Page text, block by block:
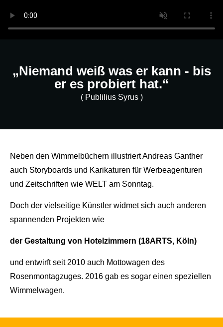
„Niemand weiß was er kann - bis
er es probiert hat.“
( Publilius Syrus )
Neben den Wimmelbüchern illustriert Andreas Ganther
auch Storyboards und Karikaturen für Werbeagenturen
und Zeitschriften wie WELT am Sonntag.
Doch der vielseitige Künstler widmet sich auch anderen
spannenden Projekten wie
der Gestaltung von Hotelzimmern (18ARTS, Köln)
und entwirft seit 2010 auch Mottowagen des
Rosenmontagzuges. 2016 gab es sogar einen speziellen
Wimmelwagen.